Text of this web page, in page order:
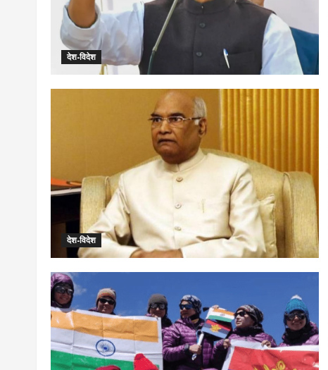
देश-विदेश
देश-विदेश